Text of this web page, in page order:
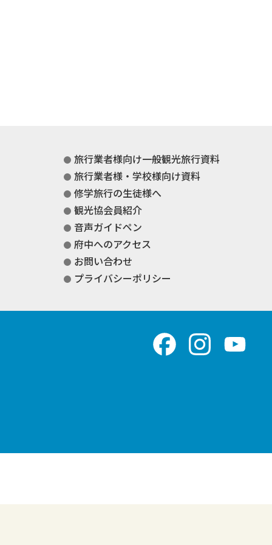
旅行業者様向け一般観光旅行資料
旅行業者様・学校様向け資料
修学旅行の生徒様へ
観光協会員紹介
音声ガイドペン
府中へのアクセス
お問い合わせ
プライバシーポリシー
Facebook Instagram